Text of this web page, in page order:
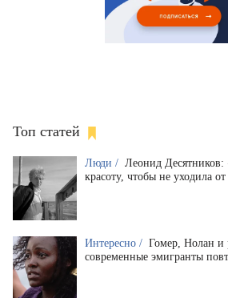
Топ статей
Люди / Леонид Десятников:
красоту, чтобы не уходила
Интересно / Гомер, Нолан и
современные эмигранты